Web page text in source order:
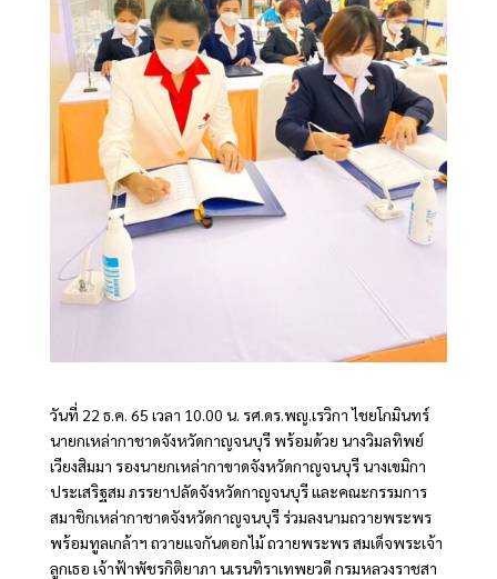
วันที่ 22 ธ.ค. 65 เวลา 10.00 น. รศ.ดร.พญ.เรวิกา ไชยโกมินทร์
นายกเหล่ากาชาดจังหวัดกาญจนบุรี พร้อมด้วย นางวิมลทิพย์
เวียงสิมมา รองนายกเหล่ากาขาดจังหวัดกาญจนบุรี นางเขมิกา
ประเสริฐสม ภรรยาปลัดจังหวัดกาญจนบุรี และคณะกรรมการ
สมาชิกเหล่ากาชาดจังหวัดกาญจนบุรี ร่วมลงนามถวายพระพร
พร้อมทูลเกล้าฯ ถวายแจกันดอกไม้ ถวายพระพร สมเด็จพระเจ้า
ลูกเธอ เจ้าฟ้าพัชรกิติยาภา นเรนทิราเทพยวดี กรมหลวงราชสา